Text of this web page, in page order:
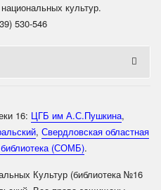
культур.
530-546
16: ЦГБ им А.С.Пушкина,
, Свердловская областная
(СОМБ).
Культур (библиотека №16